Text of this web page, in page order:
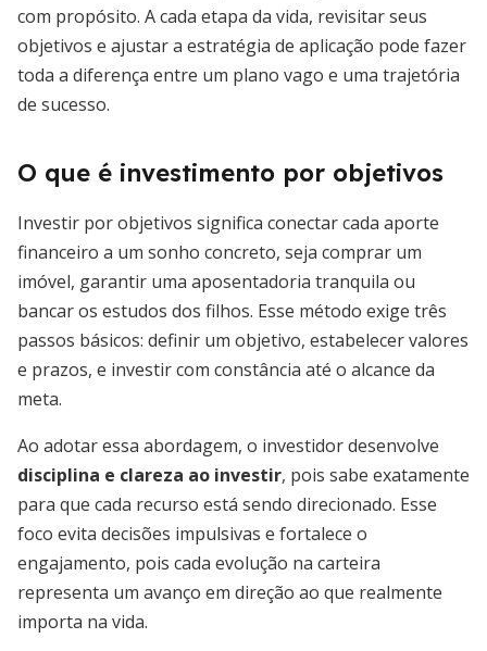
com propósito. A cada etapa da vida, revisitar seus
objetivos e ajustar a estratégia de aplicação pode fazer
toda a diferença entre um plano vago e uma trajetória
de sucesso.
O que é investimento por objetivos
Investir por objetivos significa conectar cada aporte
financeiro a um sonho concreto, seja comprar um
imóvel, garantir uma aposentadoria tranquila ou
bancar os estudos dos filhos. Esse método exige três
passos básicos: definir um objetivo, estabelecer valores
e prazos, e investir com constância até o alcance da
meta.
Ao adotar essa abordagem, o investidor desenvolve
disciplina e clareza ao investir, pois sabe exatamente
para que cada recurso está sendo direcionado. Esse
foco evita decisões impulsivas e fortalece o
engajamento, pois cada evolução na carteira
representa um avanço em direção ao que realmente
importa na vida.